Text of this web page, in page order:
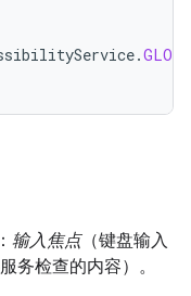
.
输入焦点（键盘输入
务检查的内容）。